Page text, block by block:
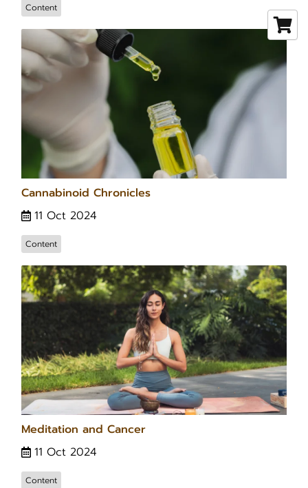
Content
Cannabinoid Chronicles
11 Oct 2024
Content
Meditation and Cancer
11 Oct 2024
Content